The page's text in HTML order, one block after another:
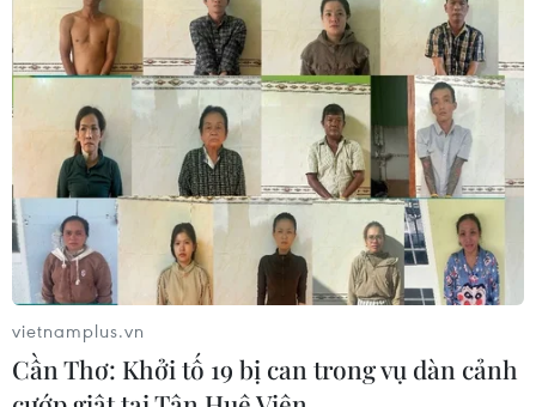
vietnamplus.vn
Cần Thơ: Khởi tố 19 bị can trong vụ dàn cảnh